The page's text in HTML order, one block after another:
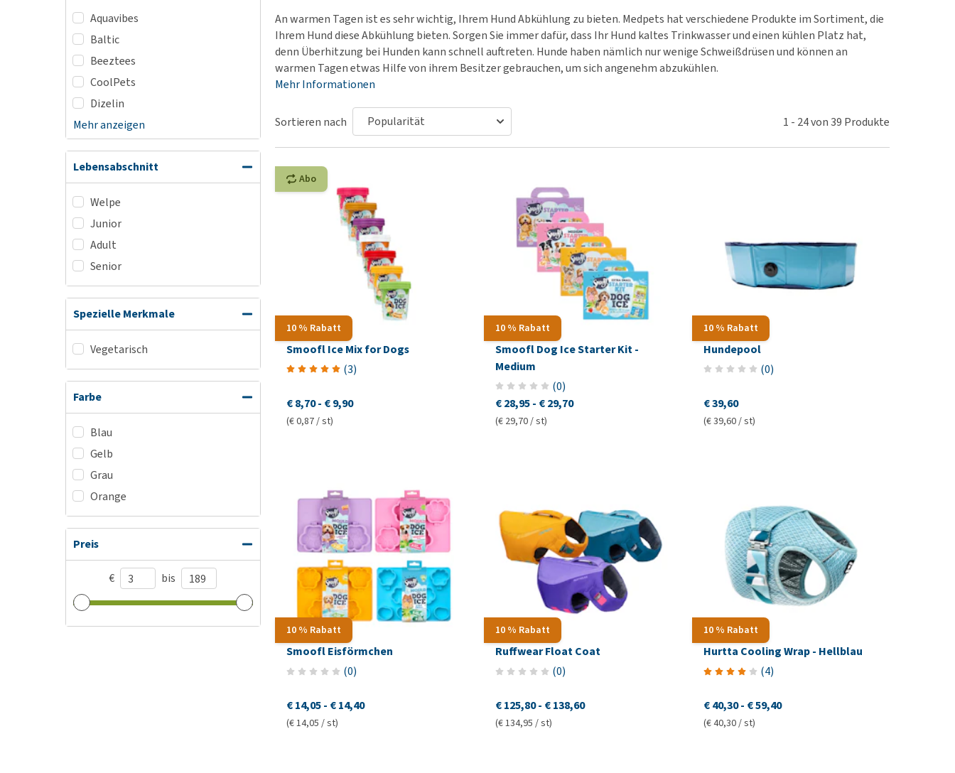
Alles ansehen
Training
Hundekotbeutel und
Halter
Alles ansehen
Medizinisches Zubehör
Alles ansehen
Leberprobleme
Haut-/Fellprobleme und
Juckreiz
Aquavibes
Baltic
Beeztees
CoolPets
Dizelin
Mehr anzeigen
Lebensabschnitt
Welpe
Junior
Adult
Senior
Spezielle Merkmale
Vegetarisch
Farbe
Blau
Gelb
Grau
Orange
Preis
€ bis
An warmen Tagen ist es sehr wichtig, Ihrem Hund Abkühlung zu bieten. Medpets hat verschiedene Produkte im Sortiment, die
Ihrem Hund diese Abkühlung bieten. Sorgen Sie immer dafür, dass Ihr Hund kaltes Trinkwasser und einen kühlen Platz hat,
denn Überhitzung bei Hunden kann schnell auftreten. Hunde haben nämlich nur wenige Schweißdrüsen und können an
warmen Tagen etwas Hilfe von ihrem Besitzer gebrauchen, um sich angenehm abzukühlen.
Mehr Informationen
Sortieren nach 1 - 24von39 Produkte
10 % Rabatt
Abo
Smoofl Ice Mix for Dogs
(3)
€ 8,70- € 9,90
(€ 0,87 / st)
10 % Rabatt
Smoofl Dog Ice Starter Kit -
Medium
(0)
€ 28,95 - € 29,70
(€ 29,70 / st)
10 % Rabatt
Hundepool
(0)
€ 39,60
(€ 39,60 / st)
10 % Rabatt
Smoofl Eisförmchen
(0)
€ 14,05- € 14,40
(€ 14,05 / st)
10 % Rabatt
Ruffwear Float Coat
(0)
€ 125,80 - € 138,60
(€ 134,95 / st)
10 % Rabatt
Hurtta Cooling Wrap - Hellblau
(4)
€ 40,30- € 59,40
(€ 40,30 / st)